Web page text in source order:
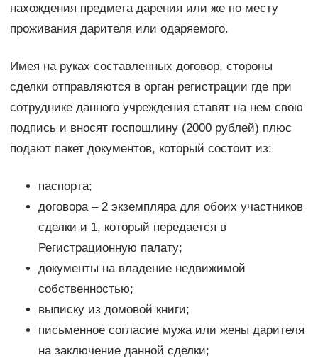
нахождения предмета дарения или же по месту
проживания дарителя или одаряемого.
Имея на руках составленных договор, стороны
сделки отправляются в орган регистрации где при
сотруднике данного учреждения ставят на нем свою
подпись и вносят госпошлину (2000 рублей) плюс
подают пакет документов, который состоит из:
паспорта;
договора – 2 экземпляра для обоих участников
сделки и 1, который передается в
Регистрационную палату;
документы на владение недвижимой
собственностью;
выписку из домовой книги;
письменное согласие мужа или жены дарителя
на заключение данной сделки;